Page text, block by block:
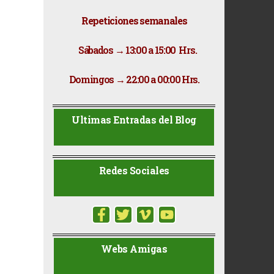
Repeticiones semanales
​ Sábados → 13:00 a 15:00 Hrs.
Domingos → 22:00 a 00:00 Hrs.
Ultimas Entradas del Blog
Redes Sociales
Webs Amigas